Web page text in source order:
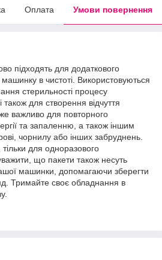
Оплата Умови повернення
підходять для додаткового
машинку в чистоті. Використовуються
стерильності процесу
для створення відчуття
важливо для повторного
та запаленню, а також іншим
чорнилу або інших забруднень.
для одноразового
що пакети також несуть
машинки, допомагаючи зберегти
Тримайте своє обладнання в